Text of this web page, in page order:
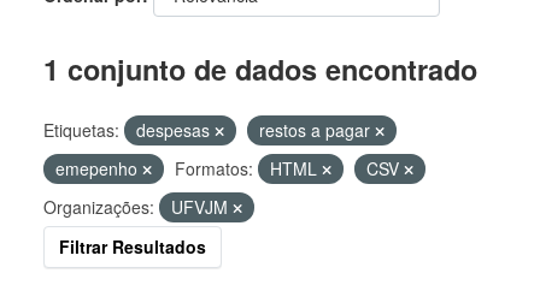
1 conjunto de dados encontrado
Etiquetas: despesas
restos a pagar
emepenho
Formatos: HTML
CSV
Organizações:
UFVJM
Filtrar Resultados